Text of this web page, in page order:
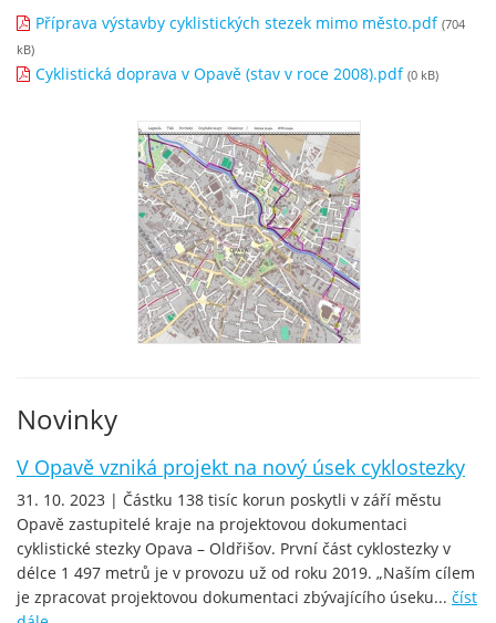
Příprava výstavby cyklistických stezek mimo město.pdf (704
kB)
Cyklistická doprava v Opavě (stav v roce 2008).pdf (0 kB)
Novinky
V Opavě vzniká projekt na nový úsek cyklostezky
31. 10. 2023 | Částku 138 tisíc korun poskytli v září městu
Opavě zastupitelé kraje na projektovou dokumentaci
cyklistické stezky Opava – Oldřišov. První část cyklostezky v
délce 1 497 metrů je v provozu už od roku 2019. „Naším cílem
je zpracovat projektovou dokumentaci zbývajícího úseku... číst